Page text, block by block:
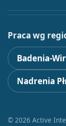
Praca wg
Badenia-
Nadrenia
© 2026 Active